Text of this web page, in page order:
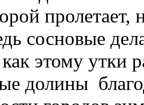
пролетает,
сосновые
этому утки
долины